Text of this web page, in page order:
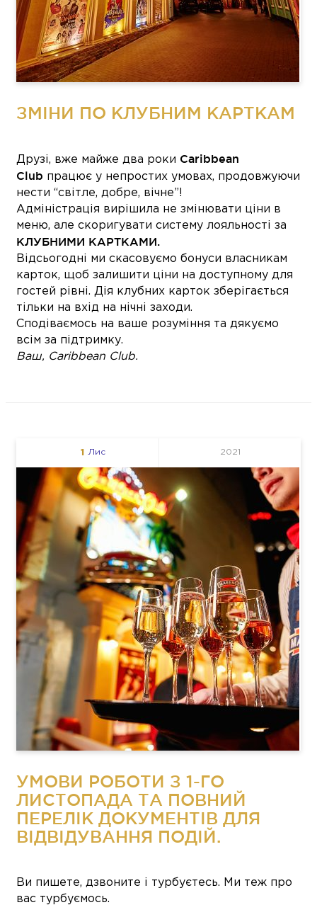
ЗМІНИ ПО КЛУБНИМ КАРТКАМ
Друзі, вже майже два роки Caribbean
Club працює у непростих умовах, продовжуючи
нести “світле, добре, вічне”!
Адміністрація вирішила не змінювати ціни в
меню, але скоригувати систему лояльності за
КЛУБНИМИ КАРТКАМИ.
Відсьогодні ми скасовуємо бонуси власникам
карток, щоб залишити ціни на доступному для
гостей рівні. Дія клубних карток зберігається
тільки на вхід на нічні заходи.
Сподіваємось на ваше розуміння та дякуємо
всім за підтримку.
Ваш, Caribbean Club.
Лис
1 2021
УМОВИ РОБОТИ З 1-ГО
ЛИСТОПАДА ТА ПОВНИЙ
ПЕРЕЛІК ДОКУМЕНТІВ ДЛЯ
ВІДВІДУВАННЯ ПОДІЙ.
Ви пишете, дзвоните і турбуєтесь. Ми теж про
вас турбуємось.